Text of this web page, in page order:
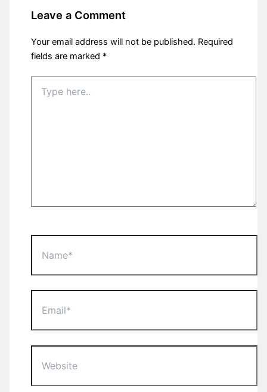
Leave a Comment
Your email address will not be published. Required
fields are marked *
here..